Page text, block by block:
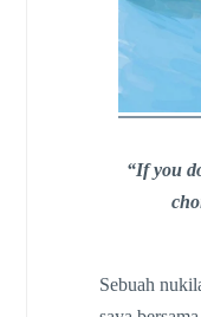
“If you
Sebuah